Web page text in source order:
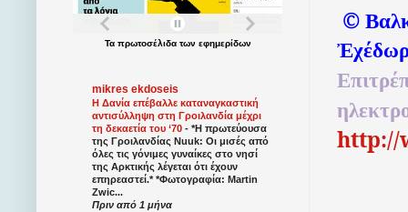
©
http://
Τα πρωτοσέλιδατων εφημερίδων
mikres ekdoseis
Η Δανία επέβαλλε καταναγκαστική
αντισύλληψη στη Γροιλανδία μέχρι
τη δεκαετία του ‘70 - *Η πρωτεύουσα
της Γροιλανδίας Nuuk: Οι μισές από
όλες τις γόνιμες γυναίκες στο νησί
της Αρκτικής λέγεται ότι έχουν
επηρεαστεί.* *Φωτογραφία: Martin
Zwic...
Πριν από 1 μήνα